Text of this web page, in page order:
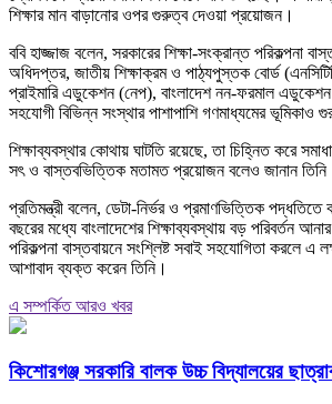
শিক্ষার মান বাড়ানোর ওপর গুরুত্ব দেওয়া প্রয়োজন।
ববি হাজ্জাজ বলেন, সরকারের শিক্ষা-সংক্রান্ত পরিকল্পনা
অধিদপ্তর, জাতীয় শিক্ষাক্রম ও পাঠ্যপুস্তক বোর্ড
প্রাইমারি এডুকেশন (নেপ), বাংলাদেশ নন-ফরমাল
সহযোগী বিভিন্ন সংস্থার পাশাপাশি গণমাধ্যমের ভূমিকাও
শিক্ষাব্যবস্থার কোথায় ঘাটতি রয়েছে, তা চিহ্নিত করে
সৎ ও বাস্তবভিত্তিক মতামত প্রয়োজন বলেও জানান
প্রতিমন্ত্রী বলেন, ডেটা-নির্ভর ও প্রমাণভিত্তিক
বছরের মধ্যে বাংলাদেশের শিক্ষাব্যবস্থায় বড় পরিবর্তন
পরিকল্পনা বাস্তবায়নে সংশ্লিষ্ট সবাই সহযোগিতা করলে এ
আশাবাদ ব্যক্ত করেন তিনি।
এ সম্পর্কিত আরও খবর
কিশোরগঞ্জ সরকারি বালক উচ্চ বিদ্যালয়ের